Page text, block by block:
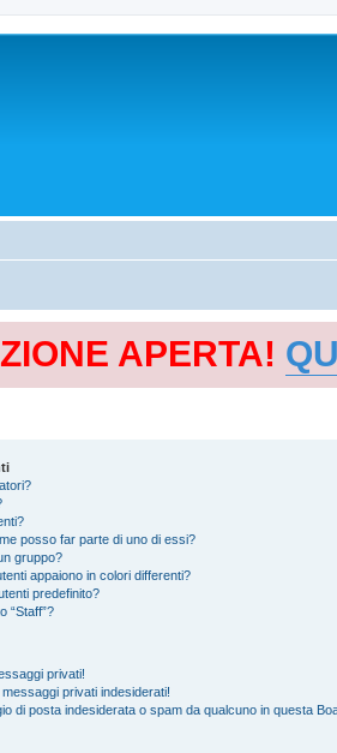
APERTA!
posso far parte di uno di essi?
gruppo?
appaiono in colori differenti?
predefinito?
“Staff”?
privati!
privati indesiderati!
di posta indesiderata o spam da qualcuno in questa